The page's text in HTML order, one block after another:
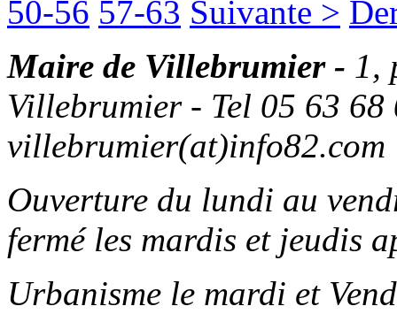
50-56 57-63 Suivante >
Maire de Villebrumier - 1,
Villebrumier - Tel 05 63
villebrumier(at)info82.com
Ouverture du lundi au
fermé les mardis et jeudis
Urbanisme le mardi et